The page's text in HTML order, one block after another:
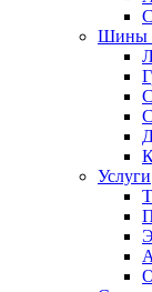
Шины
Услуги